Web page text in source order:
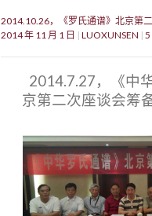
2014.10.26，《罗氏通谱》北京第
2014 年 11 月 1 日
LUOXUNSEN 5
2014.7.27，《中
京第二次座谈会筹